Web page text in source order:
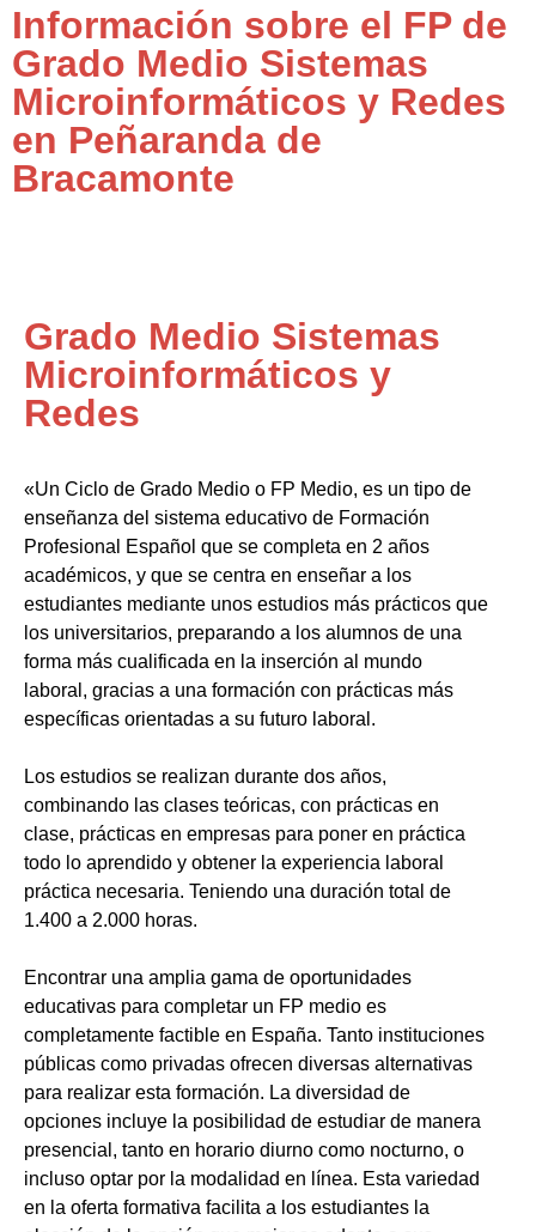
Información sobre el FP de
Grado Medio Sistemas
Microinformáticos y Redes
en Peñaranda de
Bracamonte
Grado Medio Sistemas
Microinformáticos y
Redes
«Un Ciclo de Grado Medio o FP Medio, es un tipo de
enseñanza del sistema educativo de Formación
Profesional Español que se completa en 2 años
académicos, y que se centra en enseñar a los
estudiantes mediante unos estudios más prácticos que
los universitarios, preparando a los alumnos de una
forma más cualificada en la inserción al mundo
laboral, gracias a una formación con prácticas más
específicas orientadas a su futuro laboral.
Los estudios se realizan durante dos años,
combinando las clases teóricas, con prácticas en
clase, prácticas en empresas para poner en práctica
todo lo aprendido y obtener la experiencia laboral
práctica necesaria. Teniendo una duración total de
1.400 a 2.000 horas.
Encontrar una amplia gama de oportunidades
educativas para completar un FP medio es
completamente factible en España. Tanto instituciones
públicas como privadas ofrecen diversas alternativas
para realizar esta formación. La diversidad de
opciones incluye la posibilidad de estudiar de manera
presencial, tanto en horario diurno como nocturno, o
incluso optar por la modalidad en línea. Esta variedad
en la oferta formativa facilita a los estudiantes la